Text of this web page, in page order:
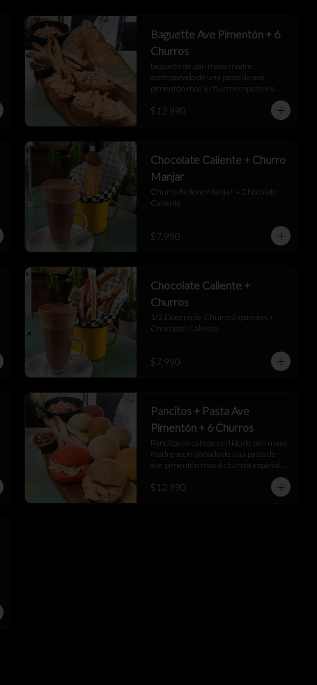
Baguette Ave Pimentón + 6
Churros
baguette de pan masa madre
acompañado de una pasta de ave
pimentón mas 6 churros españoles
$12.990
Chocolate Caliente + Churro
Manjar
Churro Relleno Manjar + Chocolate
Caliente
$7.990
Chocolate Caliente +
Churros
1/2 Docena de Churro Españoles +
Chocolate Caliente
$7.990
Pancitos + Pasta Ave
Pimentón + 6 Churros
Pancitos de campo surtido de pan masa
madre acompañado de una pasta de
ave pimentón mas 6 churros españoles
$12.990